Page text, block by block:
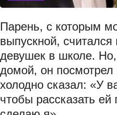
Парень, с которым
выпускной, считался
девушек в школе.
домой, он посмотрел
холодно сказал: «У
чтобы рассказать ей